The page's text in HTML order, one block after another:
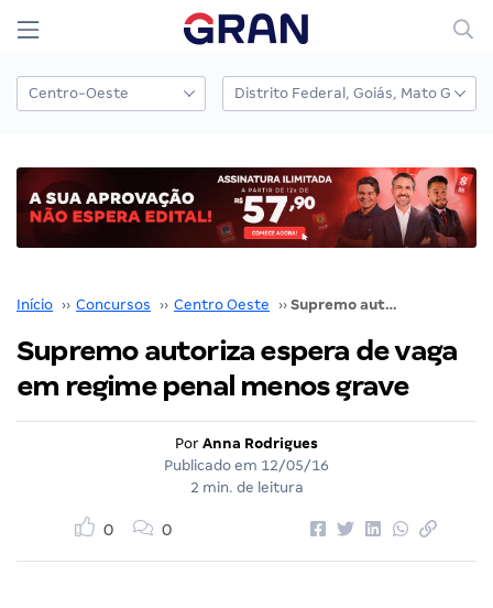
Início ›› Concursos ›› Centro Oeste ›› Supremo autoriza espera de vaga em regime penal menos grave
Supremo autoriza espera de vaga
em regime penal menos grave
Por Anna Rodrigues
Publicado em 12/05/16
2 min. de leitura
0 0